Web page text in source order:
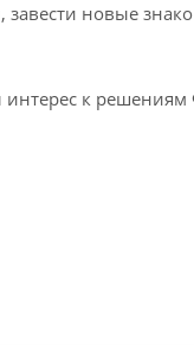
новые
интерес к